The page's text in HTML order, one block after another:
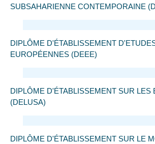
SUBSAHARIENNE CONTEMPORAINE
DIPLÔME D'ÉTABLISSEMENT
EUROPÉENNES (DEEE)
DIPLÔME D'ÉTABLISSEMENT SUR LES
(DELUSA)
DIPLÔME D'ÉTABLISSEMENT SUR LE